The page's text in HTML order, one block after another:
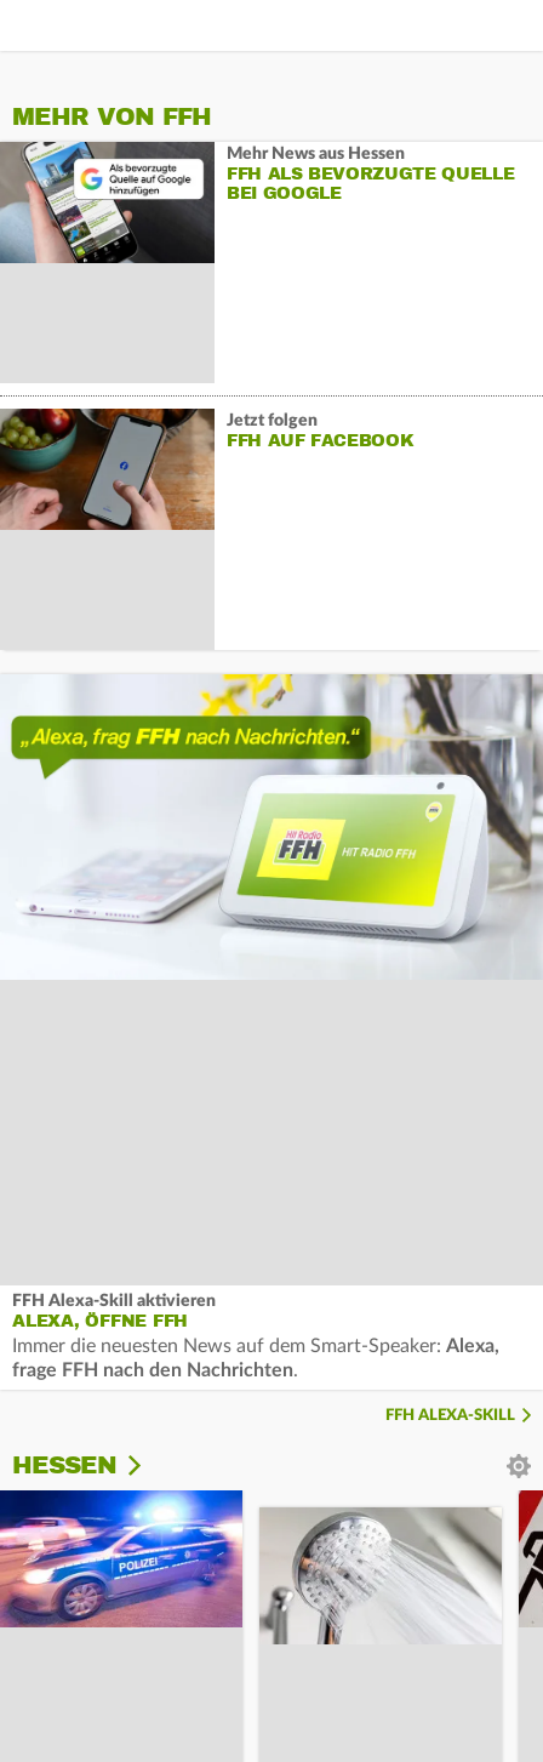
MEHR VON FFH
Mehr News aus Hessen
FFH ALS BEVORZUGTE QUELLE
BEI GOOGLE
Jetzt folgen
FFH AUF FACEBOOK
FFH Alexa-Skill aktivieren
ALEXA, ÖFFNE FFH
Immer die neuesten News auf dem Smart-Speaker: Alexa,
frage FFH nach den Nachrichten.
FFH ALEXA-SKILL
HESSEN